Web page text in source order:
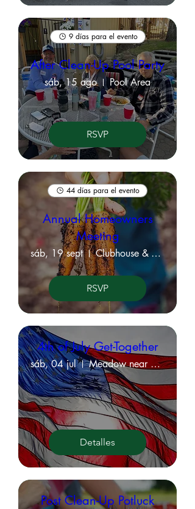
9 días para el evento
After Clean-Up Pool Party
sáb, 15 ago Pool Area
RSVP
44 días para el evento
Annual Homeowners
Meeting
sáb, 19 sept Clubhouse & Virtual Meeting
RSVP
4th of July Get-Together
sáb, 04 jul Meadow near KVPOA Office
Detalles
Post Clean-Up Potluck